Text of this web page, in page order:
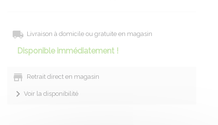
Livraison à domicile ou gratuite en magasin
Disponible immédiatement !
Retrait direct en magasin
Voir la disponibilité